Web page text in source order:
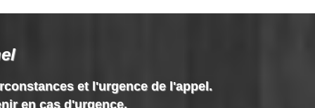
et l'urgence de l'appel.
en cas d'urgence.